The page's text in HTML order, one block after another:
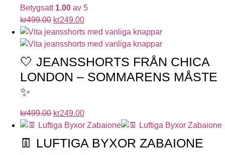
Betygsatt 1.00 av 5
kr499.00 kr249.00
🤍 JEANSSHORTS FRÅN CHICA
LONDON – SOMMARENS MÅSTE
✨
kr499.00 kr249.00
👖 LUFTIGA BYXOR ZABAIONE